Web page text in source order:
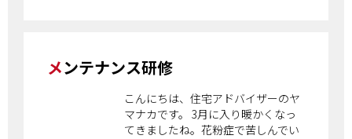
メンテナンス研修
こんにちは、住宅アドバイザーのヤ
マナカです。 3月に入り暖かくなっ
てきましたね。花粉症で苦しんでい